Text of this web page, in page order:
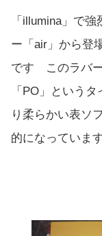
「illumina」で
ー「air」から登
です このラバ
「PO」という
り柔らかい表ソ
的になっていま